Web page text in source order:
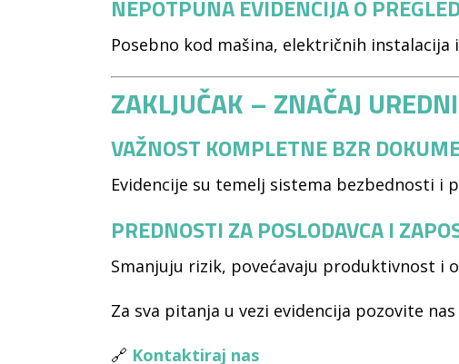
NEPOTPUNA EVIDENCIJA O
Posebno kod mašina, električnih instalacija
ZAKLJUČAK – ZNAČAJ
VAŽNOST KOMPLETNE BZR
Evidencije su temelj sistema bezbednosti i
PREDNOSTI ZA POSLODAVCA I
Smanjuju rizik, povećavaju produktivnost i
Za sva pitanja u vezi evidencija pozovite nas
🔗 Kontaktiraj nas